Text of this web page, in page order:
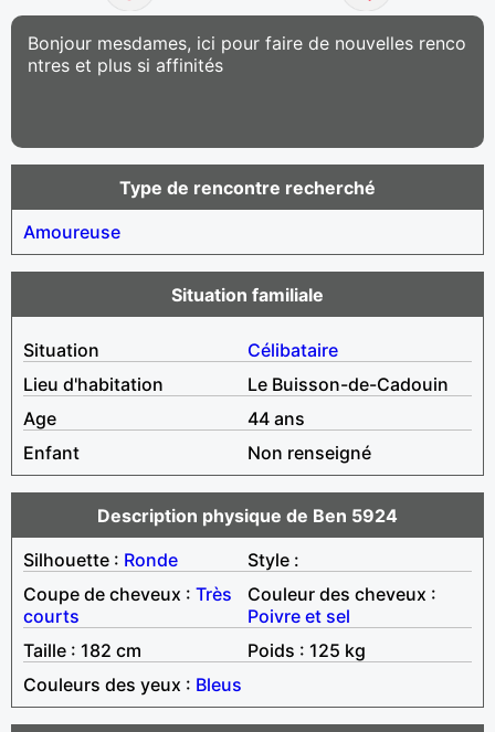
Bonjour mesdames, ici pour faire de nouvelles renco
ntres et plus si affinités
Type de rencontre recherché
Amoureuse
Situation familiale
Situation
Célibataire
Lieu d'habitation
Le Buisson-de-Cadouin
Age
44 ans
Enfant
Non renseigné
Description physique de Ben 5924
Silhouette : Ronde
Style :
Coupe de cheveux : Très
courts
Couleur des cheveux :
Poivre et sel
Taille : 182 cm
Poids : 125 kg
Couleurs des yeux : Bleus